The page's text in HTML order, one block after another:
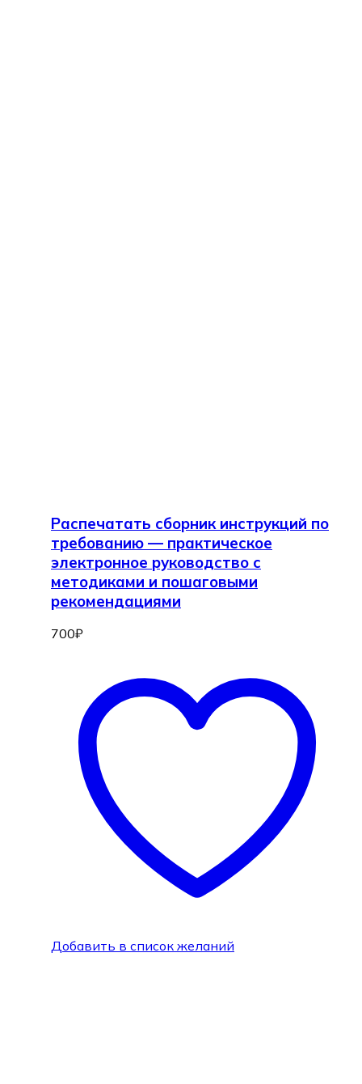
Распечатать сборник инструкций по
требованию — практическое
электронное руководство с
методиками и пошаговыми
рекомендациями
700₽
Добавить в список желаний